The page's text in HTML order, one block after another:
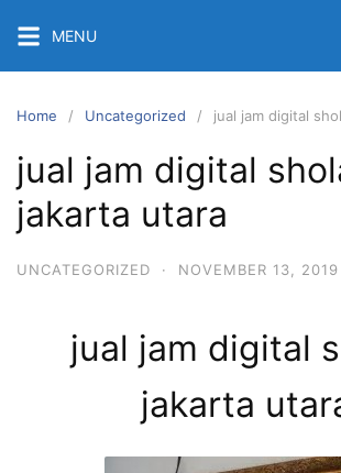
content
MENU
Home Uncategorized jual jam digital
jual jam digital
jakarta utara
UNCATEGORIZED · NOVEMBER 13, 2019
jual jam digital
jakarta